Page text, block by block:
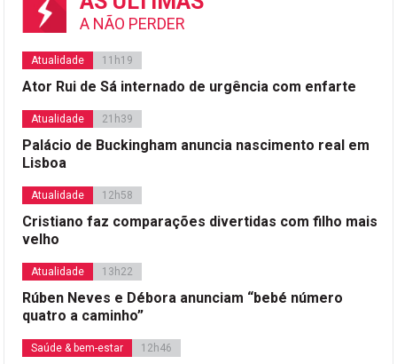
A NÃO PERDER
Atualidade 11h19
Ator Rui de Sá internado de urgência com enfarte
Atualidade 21h39
Palácio de Buckingham anuncia nascimento real em
Lisboa
Atualidade 12h58
Cristiano faz comparações divertidas com filho mais
velho
Atualidade 13h22
Rúben Neves e Débora anunciam “bebé número
quatro a caminho”
Saúde & bem-estar 12h46